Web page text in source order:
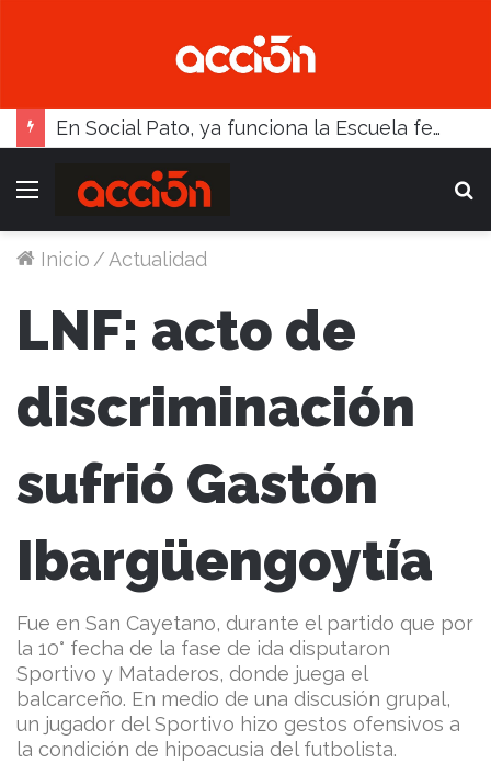
En Social Pato, ya funciona la Escuela femenina de paleta
Menú
Inicio /Actualidad
LNF: acto de
discriminación
sufrió Gastón
Ibargüengoytía
Fue en San Cayetano, durante el partido que por
la 10° fecha de la fase de ida disputaron
Sportivo y Mataderos, donde juega el
balcarceño. En medio de una discusión grupal,
un jugador del Sportivo hizo gestos ofensivos a
la condición de hipoacusia del futbolista.